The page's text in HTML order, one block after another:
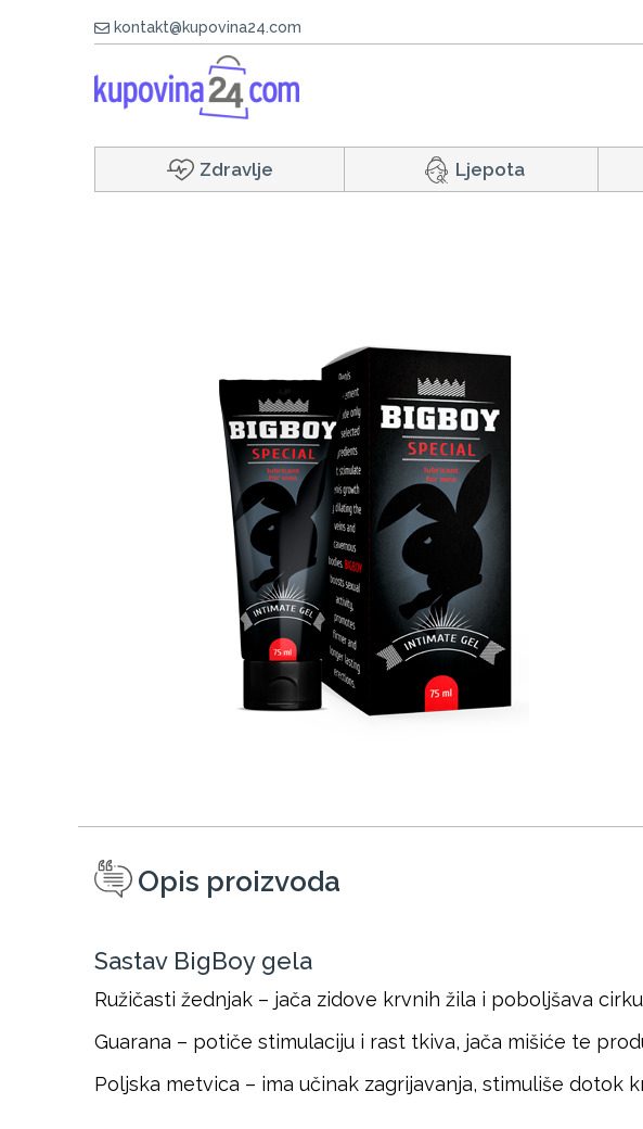
kontakt@kupovina24.com
Zdravlje Ljepota
Opis proizvoda
Sastav BigBoy gela
Ružičasti žednjak – jača zidove krvnih žila i poboljšava
Guarana – potiče stimulaciju i rast tkiva, jača mišiće te
Poljska metvica – ima učinak zagrijavanja, stimuliše dotok